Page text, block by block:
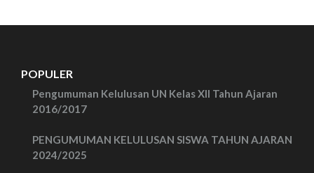
POPULER
Pengumuman Kelulusan UN Kelas XII Tahun Ajaran
2016/2017
PENGUMUMAN KELULUSAN SISWA TAHUN AJARAN
2024/2025